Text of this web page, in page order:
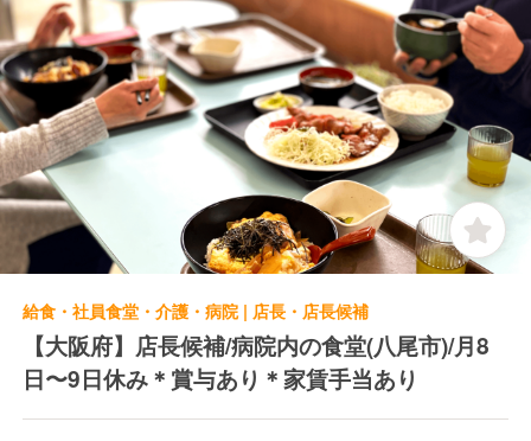
給食・社員食堂・介護・病院 | 店長・店長候補
【大阪府】店長候補/病院内の食堂(八尾市)/月8
日〜9日休み＊賞与あり＊家賃手当あり